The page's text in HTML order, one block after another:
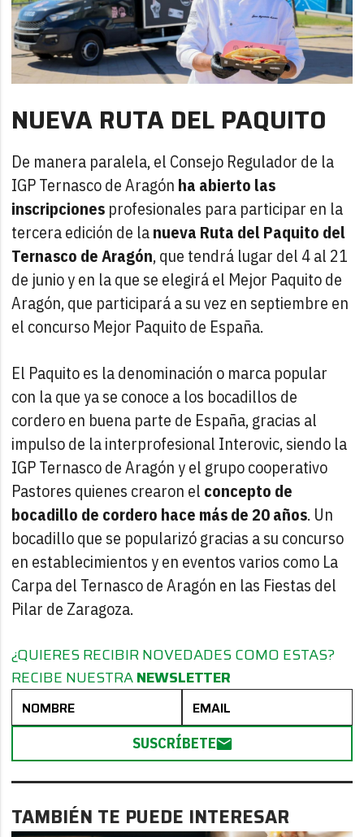
NUEVA RUTA DEL PAQUITO
De manera paralela, el Consejo Regulador de la
IGP Ternasco de Aragón ha abierto las
inscripciones profesionales para participar en la
tercera edición de lanueva Ruta del Paquito del
Ternasco de Aragón, que tendrá lugar del 4 al 21
de junio y en la que se elegirá el Mejor Paquito de
Aragón, que participará a su vez en septiembre en
el concurso Mejor Paquito de España.
El Paquito es la denominación o marca popular
con la que ya se conoce a los bocadillos de
cordero en buena parte de España, gracias al
impulso de la interprofesional Interovic, siendo la
IGP Ternasco de Aragón y el grupo cooperativo
Pastores quienes crearon el concepto de
bocadillo de cordero hace más de 20 años. Un
bocadillo que se popularizó gracias a su concurso
en establecimientos y en eventos varios como La
Carpa del Ternasco de Aragón en las Fiestas del
Pilar de Zaragoza.
¿QUIERES RECIBIR NOVEDADES COMO ESTAS?
RECIBE NUESTRANEWSLETTER
SUSCRÍBETE
TAMBIÉN TE PUEDE INTERESAR